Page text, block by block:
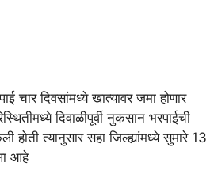
चार दिवसांमध्ये खात्यावर जमा होणार
दिवाळीपूर्वी नुकसान भरपाईची
त्यानुसार सहा जिल्ह्यांमध्ये सुमारे 13
आहे